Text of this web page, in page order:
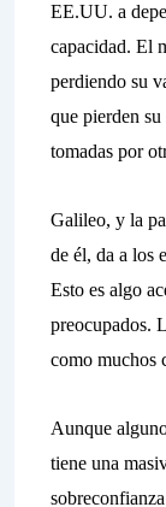
EE.UU. a
capacidad. El
perdiendo su
que pierden
tomadas por
Galileo, y la
de él, da a los
Esto es algo
preocupados.
como muchos
Aunque
tiene una